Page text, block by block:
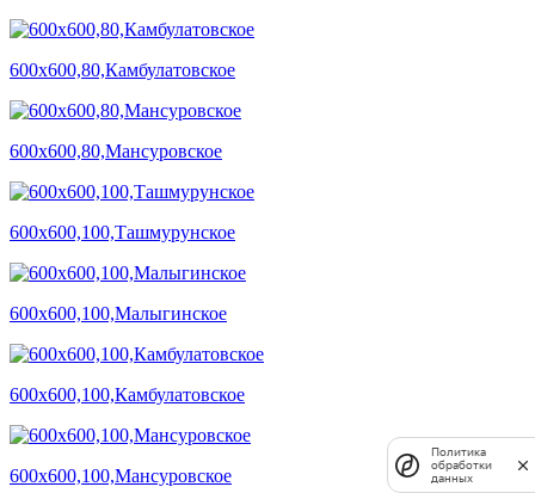
600х600,80,Камбулатовское
600х600,80,Мансуровское
600х600,100,Ташмурунское
600х600,100,Малыгинское
600х600,100,Камбулатовское
600х600,100,Мансуровское
Политика
обработки
данных